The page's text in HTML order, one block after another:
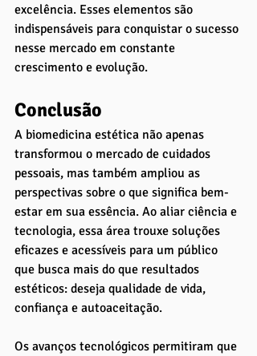
excelência. Esses elementos são
indispensáveis para conquistar o sucesso
nesse mercado em constante
crescimento e evolução.
Conclusão
A biomedicina estética não apenas
transformou o mercado de cuidados
pessoais, mas também ampliou as
perspectivas sobre o que significa bem-
estar em sua essência. Ao aliar ciência e
tecnologia, essa área trouxe soluções
eficazes e acessíveis para um público
que busca mais do que resultados
estéticos: deseja qualidade de vida,
confiança e autoaceitação.
Os avanços tecnológicos permitiram que